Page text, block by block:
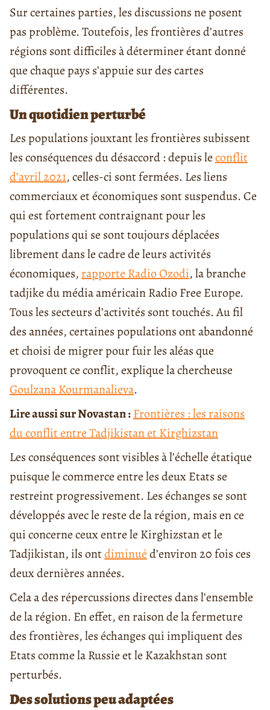
Sur certaines parties, les discussions ne posent
pas problème. Toutefois, les frontières d’autres
régions sont difficiles à déterminer étant donné
que chaque pays s’appuie sur des cartes
différentes.
Un quotidien perturbé
Les populations jouxtant les frontières subissent
les conséquences du désaccord : depuis leconflit
d’avril 2021, celles-ci sont fermées. Les liens
commerciaux et économiques sont suspendus. Ce
qui est fortement contraignant pour les
populations qui se sont toujours déplacées
librement dans le cadre de leurs activités
économiques, rapporte Radio Ozodi, la branche
tadjike du média américain Radio Free Europe.
Tous les secteurs d’activités sont touchés. Au fil
des années, certaines populations ont abandonné
et choisi de migrer pour fuir les aléas que
provoquent ce conflit, explique la chercheuse
Goulzana Kourmanalieva.
Lire aussi sur Novastan :Frontières : les raisons
du conflit entre Tadjikistan et Kirghizstan
Les conséquences sont visibles à l’échelle étatique
puisque le commerce entre les deux Etats se
restreint progressivement. Les échanges se sont
développés avec le reste de la région, mais en ce
qui concerne ceux entre le Kirghizstan et le
Tadjikistan, ils ontdiminuéd’environ 20 fois ces
deux dernières années.
Cela a des répercussions directes dans l’ensemble
de la région. En effet, en raison de la fermeture
des frontières, les échanges qui impliquent des
Etats comme la Russie et le Kazakhstan sont
perturbés.
Des solutions peu adaptées